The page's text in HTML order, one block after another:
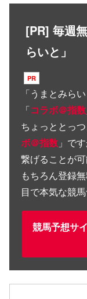
[PR] 毎週
らいと」
「うまとみらい
「コラボ＠指数
ちょっととっ
ボ＠指数 」で
繋げることが可
もちろん登録
目で本気な競
競馬予想サ